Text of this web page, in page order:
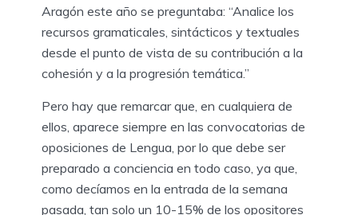
Aragón este año se preguntaba: “Analice los
recursos gramaticales, sintácticos y textuales
desde el punto de vista de su contribución a la
cohesión y a la progresión temática.”
Pero hay que remarcar que, en cualquiera de
ellos, aparece siempre en las convocatorias de
oposiciones de Lengua, por lo que debe ser
preparado a conciencia en todo caso, ya que,
como decíamos en la entrada de la semana
pasada, tan solo un 10-15% de los opositores